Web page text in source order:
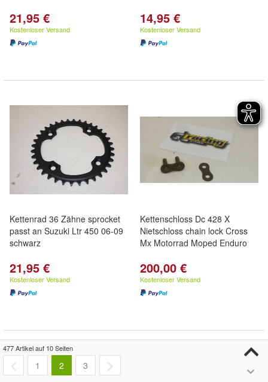
21,95 €
Kostenloser Versand
14,95 €
Kostenloser Versand
Kettenrad 36 Zähne sprocket
passt an Suzuki Ltr 450 06-09
schwarz
21,95 €
Kostenloser Versand
Kettenschloss Dc 428 X
Nietschloss chain lock Cross
Mx Motorrad Moped Enduro
200,00 €
Kostenloser Versand
477 Artikel auf 10 Seiten
1 2 3